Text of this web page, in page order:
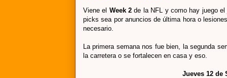
Viene el Week 2 de la NFL y como hay juego
picks sea por anuncios de última hora o
necesario.
La primera semana nos fue bien, la segunda
la carretera o se fortalecen en casa y eso.
Jueves 12 de